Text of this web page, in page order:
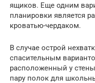
ящиков. Еще одним
планировки является
кроватью-чердаком.
В случае острой
спасительным
расположенный у
пару полок для